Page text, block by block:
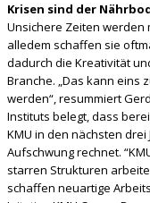
Krisen sind der
Unsichere Zeiten werden
alledem schaffen sie
dadurch die Kreativität
Branche. „Das kann eins
werden“, resummiert
Instituts belegt, dass
KMU in den nächsten
Aufschwung rechnet.
starren Strukturen
schaffen neuartige